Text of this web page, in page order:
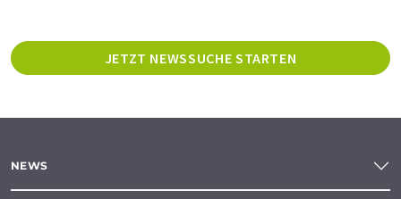
JETZT NEWSSUCHE STARTEN
NEWS